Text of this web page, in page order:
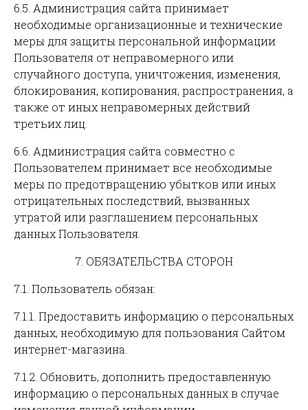
6.5. Администрация сайта принимает
необходимые организационные и технические
меры для защиты персональной информации
Пользователя от неправомерного или
случайного доступа, уничтожения, изменения,
блокирования, копирования, распространения, а
также от иных неправомерных действий
третьих лиц.
6.6. Администрация сайта совместно с
Пользователем принимает все необходимые
меры по предотвращению убытков или иных
отрицательных последствий, вызванных
утратой или разглашением персональных
данных Пользователя.
7. ОБЯЗАТЕЛЬСТВА СТОРОН
7.1. Пользователь обязан:
7.1.1. Предоставить информацию о персональных
данных, необходимую для пользования Сайтом
интернет-магазина.
7.1.2. Обновить, дополнить предоставленную
информацию о персональных данных в случае